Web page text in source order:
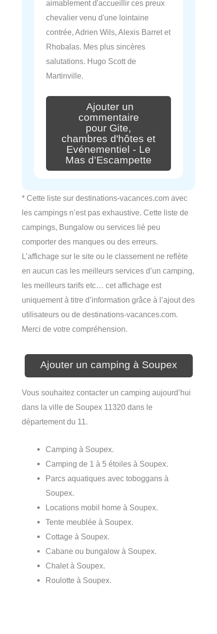
aimablement d'accueillir ces preux
chevalier venu d'une lointaine
contrée, Adrien Wils, Alexis Barret et
Rhobalas. Mes plus sincères
salutations. Hugo Scott de
Martinville.
Ajouter un
commentaire
pour Gite,
chambres d'hôtes et
Evénementiel - Le
Mas d’Escampette
* Cette liste sur destinations-vacances.com avec
les campings n’est pas exhaustive. Cette liste de
campings, Bungalow ou services lié peu
comporter des manques ou des erreurs.
L’affichage sur le site ou le classement ne reflète
en aucun cas les meilleurs services d’un camping,
les meilleurs tarifs etc… cet affichage est
uniquement à titre d’information grâce à l’ajout des
utilisateurs ou de destinations-vacances.com.
Merci de votre compréhension.
Ajouter un camping à Soupex
Vous souhaitez contacter un camping aujourd’hui
dans la ville de Soupex 11320 dans le
département du 11.
Camping à Soupex.
Camping de 1 à 5 étoiles à Soupex.
Parcs aquatiques avec toboggans à
Soupex.
Locations mobil home à Soupex.
Tente meublée à Soupex.
Cottage à Soupex.
Cabane ou bungalow à Soupex.
Chalet à Soupex.
Roulotte à Soupex.